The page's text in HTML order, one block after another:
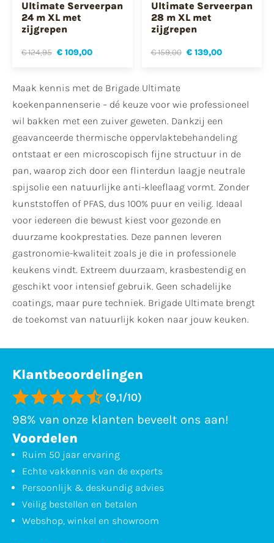
Ultimate Serveerpan
24 m XL met
zijgrepen
€ 124,95 € 109,00
Ultimate Serveerpan
28 m XL met
zijgrepen
€ 159,00 € 139,00
Maak kennis met de Brigade Ultimate
koekenpannenserie – dé keuze voor wie professioneel
wil bakken met een zuiver geweten. Dankzij een
geavanceerde thermische oppervlaktebehandeling
ontstaat er een microscopisch fijne structuur in de
pan, waarop zich door een flinterdun laagje neutrale
spijsolie een natuurlijke anti-kleeflaag vormt. Zonder
kunststoffen of PFAS, dus 100% puur en veilig. Ideaal
voor iedereen die bewust kiest voor gezonde en
duurzame kookprestaties. Deze pannen leveren
gastronomie-kwaliteit zoals je die in professionele
keukens vindt. Extreem duurzaam, krasbestendig en
geschikt voor intensief gebruik. Geen schadelijke
coatings, maar pure techniek. Brigade Ultimate brengt
de toekomst van natuurlijk koken naar jouw keuken.
Klantbeoordelingen
(9,1/10)
98% van onze klanten beveelt ons aan!
Voordelen
Ruim 50 jaar ervaring
Echte vakkennis van de experts
Persoonlijk & deskundig advies
Veilig bestellen en betalen
Webshop, winkel en showroom